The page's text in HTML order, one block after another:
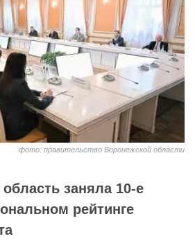
фото: правительство Воронежской области
заняла 10‑е
рейтинге